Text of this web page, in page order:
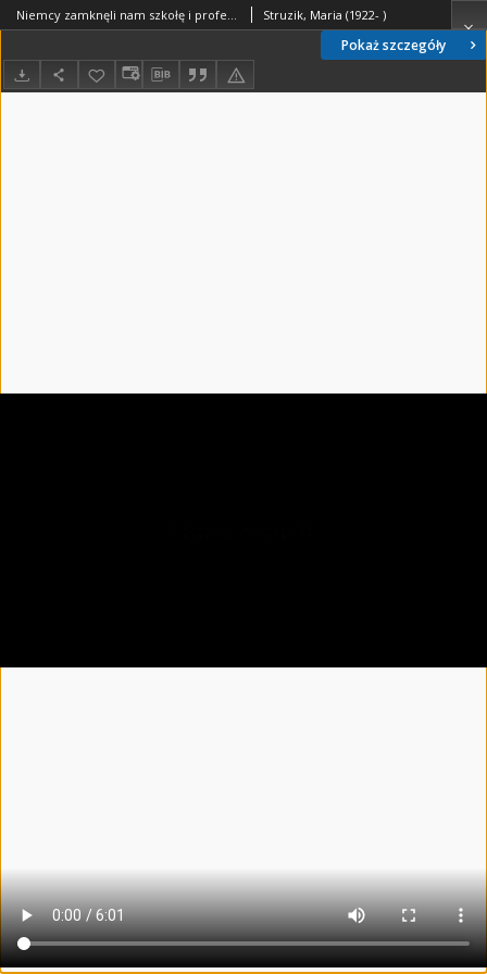
Pokaż szczegóły
Niemcy zamknęli nam szkołę i profesorowie zaczęli organizować komplety tajnego nauczania - Maria Struzik - fragment relacji świadka historii [WIDEO] Struzik, Maria (1922- )